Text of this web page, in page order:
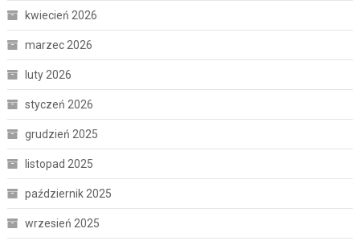
kwiecień 2026
marzec 2026
luty 2026
styczeń 2026
grudzień 2025
listopad 2025
październik 2025
wrzesień 2025